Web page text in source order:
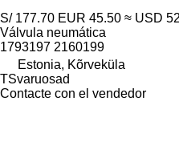
S/ 177.70 EUR 45.50 ≈ USD
Válvula neumática
1793197 2160199
Estonia, Kõrveküla
TSvaruosad
Contacte con el vendedor